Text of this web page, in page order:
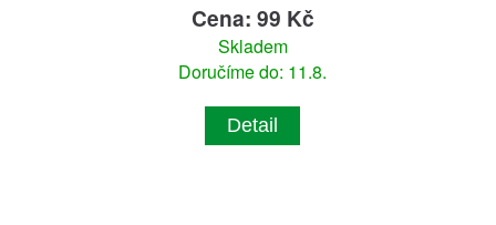
Cena: 99 Kč
Skladem
Doručíme do: 11.8.
Detail